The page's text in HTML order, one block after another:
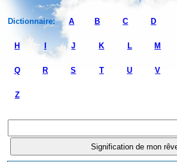
Dictionnaire: A B C D
H J K L M
Q R S T U V
Z